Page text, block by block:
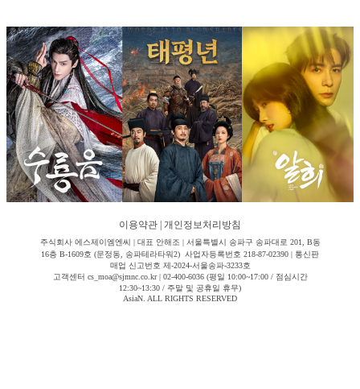
이용약관 개인정보처리방침
주식회사 에스제이엠엔씨 | 대표 안해조 | 서울특별시 송파구 송파대로 201, B동
16층 B-1609호 (문정동, 송파테라타워2) 사업자등록번호 218-87-02390 | 통신판
매업 신고번호 제-2024-서울송파-3233호
고객센터 cs_moa@sjmnc.co.kr | 02-400-6036 (평일 10:00~17:00 / 점심시간
12:30~13:30 / 주말 및 공휴일 휴무)
AsiaN. ALL RIGHTS RESERVED